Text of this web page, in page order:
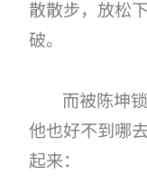
散散步，放松
破。
而被陈坤
他也好不到哪
起来：